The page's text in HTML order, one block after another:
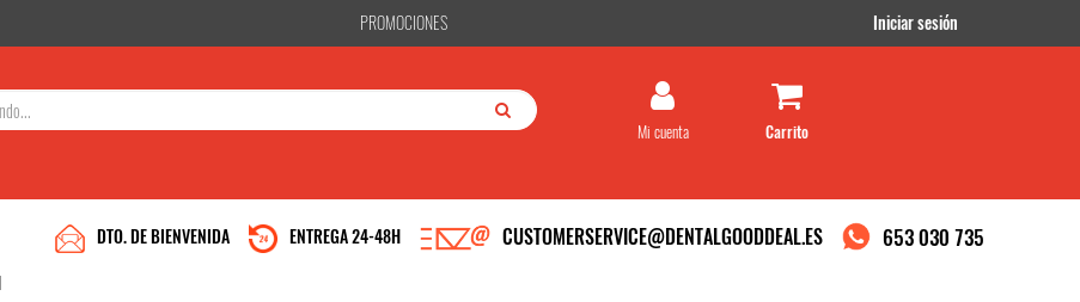
PROMOCIONES
Iniciar sesión
Mi cuenta
653 030 735
CUSTOMERSERVICE@DENTALGOODDEAL.ES
ENTREGA 24-48H
DTO. DE BIENVENIDA